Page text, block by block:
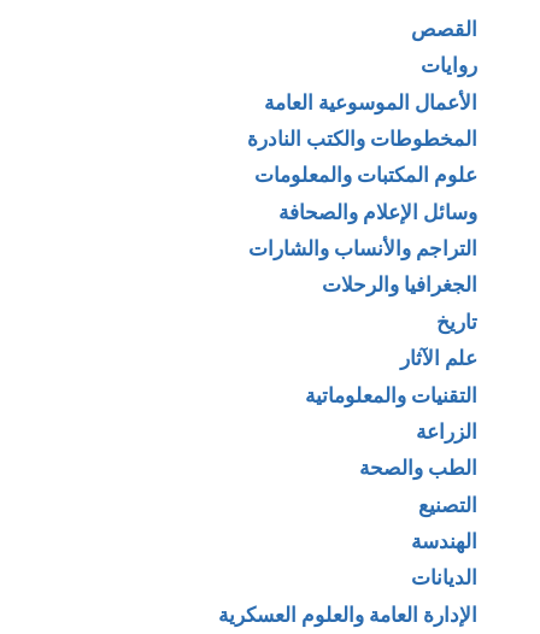
القصص
روايات
الأعمال الموسوعية العامة
المخطوطات والكتب النادرة
علوم المكتبات والمعلومات
وسائل الإعلام والصحافة
التراجم والأنساب والشارات
الجغرافيا والرحلات
تاريخ
علم الآثار
التقنيات والمعلوماتية
الزراعة
الطب والصحة
التصنيع
الهندسة
الديانات
الإدارة العامة والعلوم العسكرية